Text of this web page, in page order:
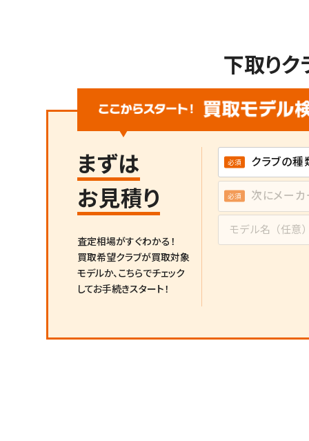
下取りク
まずは
お見積り
査定相場がすぐわかる！
買取希望クラブが買取対象
モデルか、 こちらでチェック
してお手続きスタート！